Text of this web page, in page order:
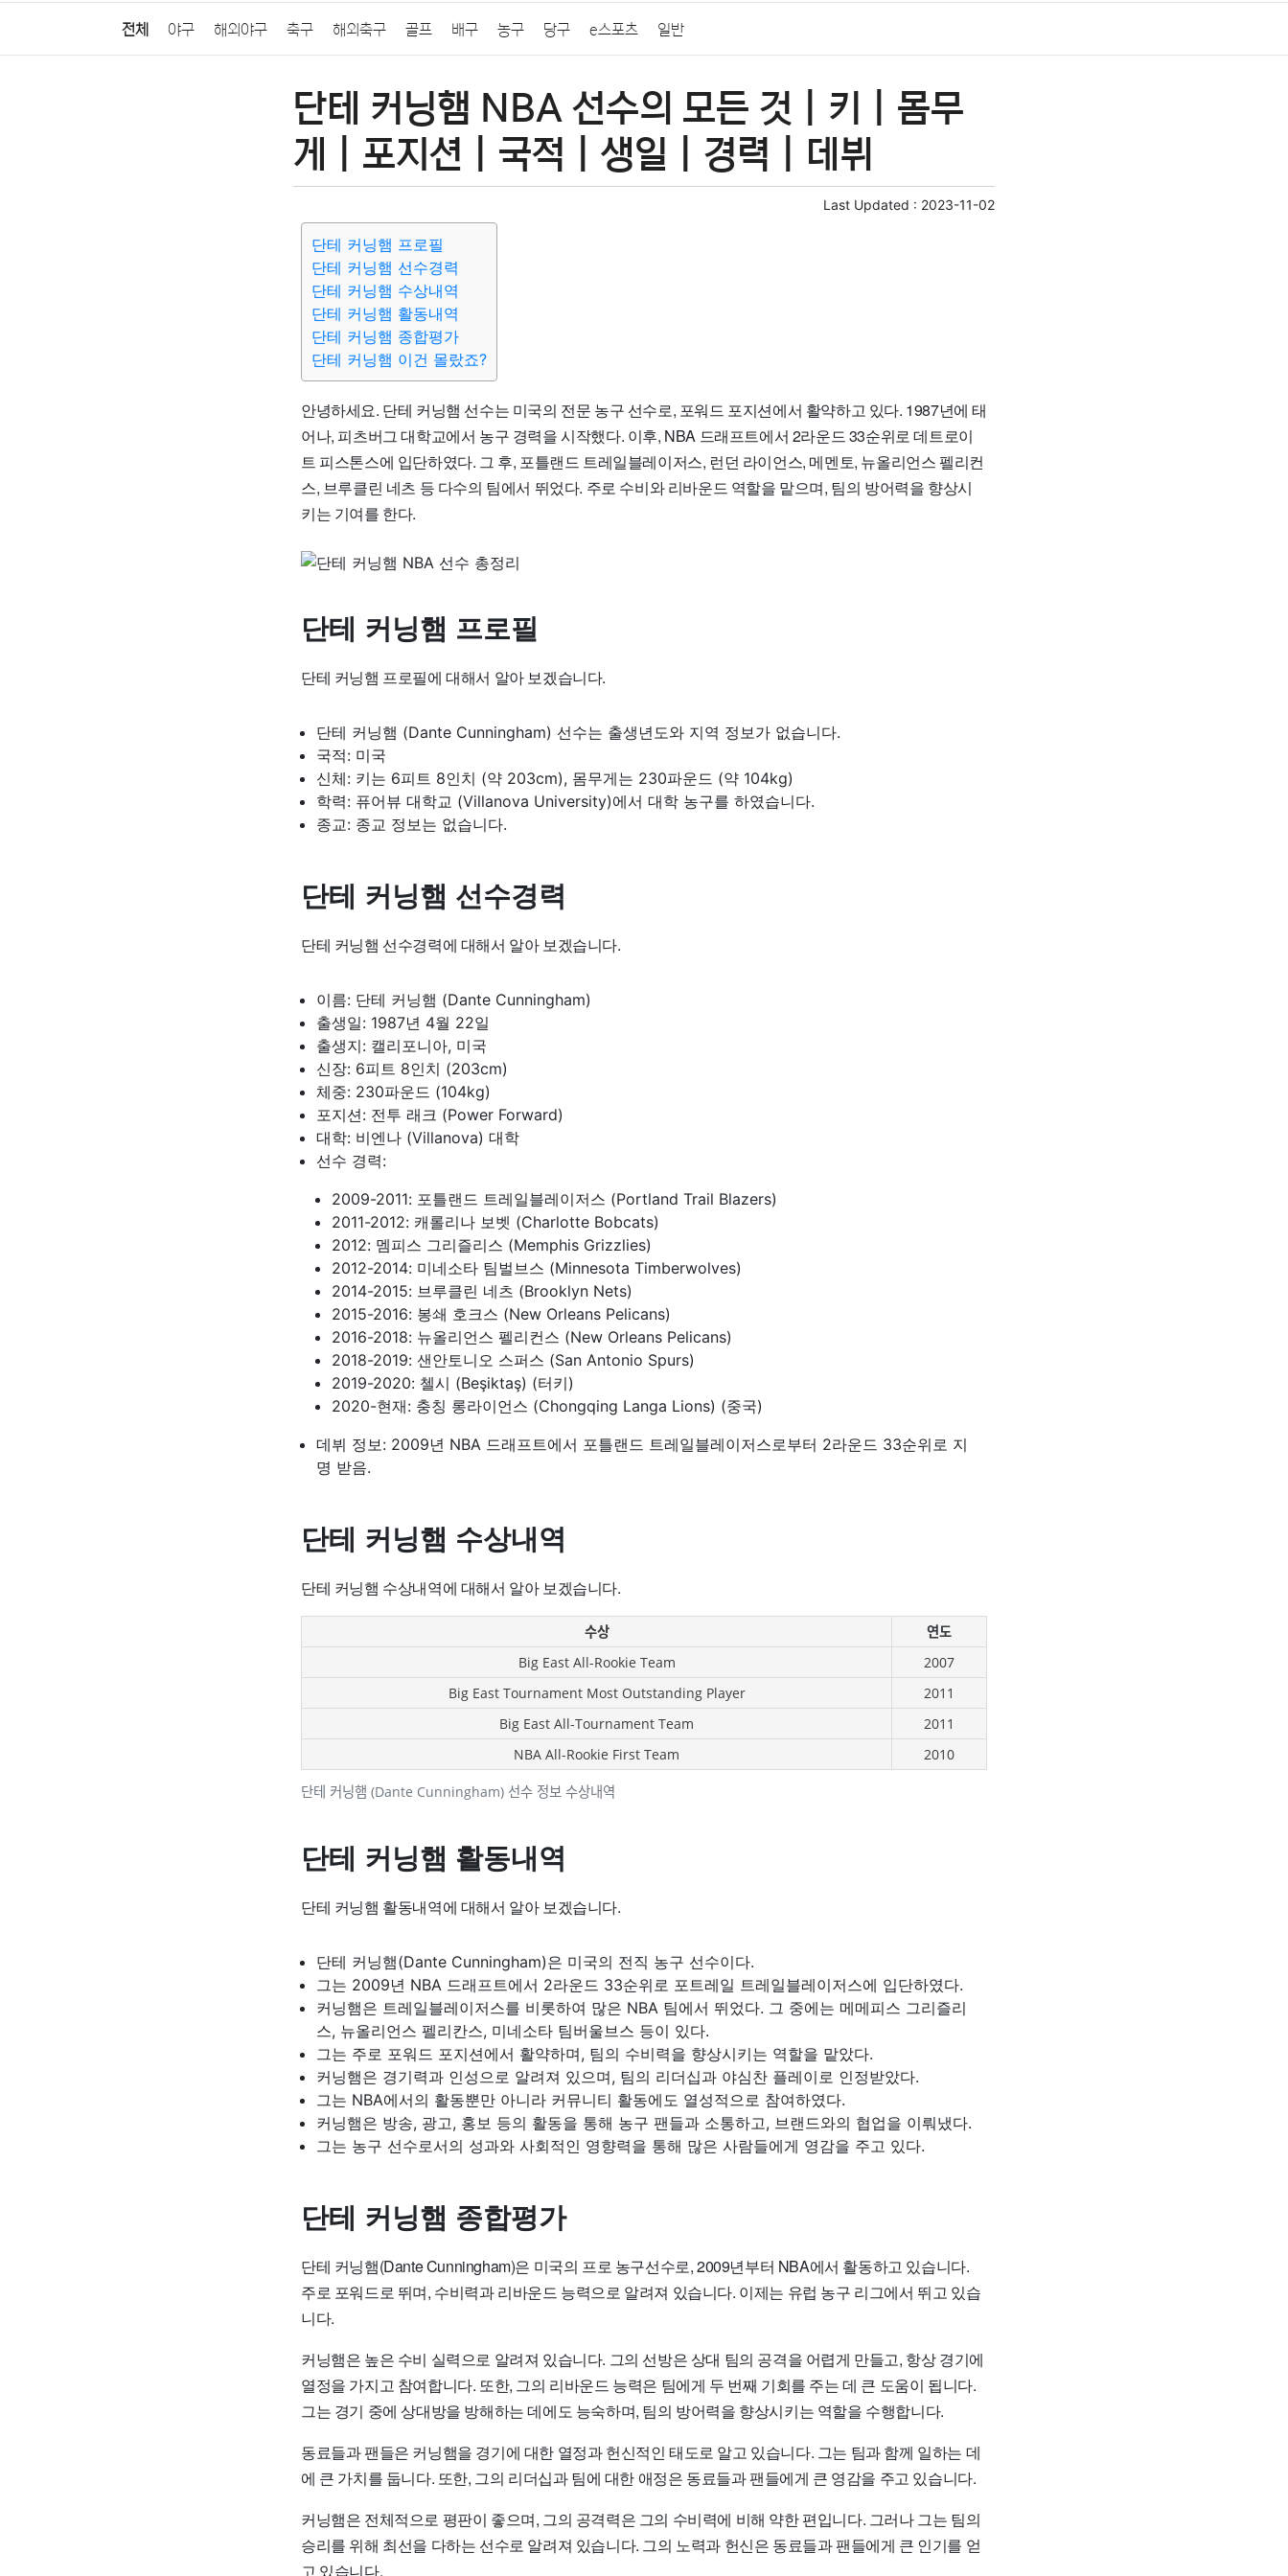
전체 야구 해외야구 축구 해외축구 골프 배구 농구 당구 e스포츠 일반
단테 커닝햄 NBA 선수의 모든 것 | 키 | 몸무
게 | 포지션 | 국적 | 생일 | 경력 | 데뷔
Last Updated : 2023-11-02
단테 커닝햄 프로필
단테 커닝햄 선수경력
단테 커닝햄 수상내역
단테 커닝햄 활동내역
단테 커닝햄 종합평가
단테 커닝햄 이건 몰랐죠?
안녕하세요. 단테 커닝햄 선수는 미국의 전문 농구 선수로, 포워드 포지션에서 활약하고 있다. 1987년에 태
어나, 피츠버그 대학교에서 농구 경력을 시작했다. 이후, NBA 드래프트에서 2라운드 33순위로 데트로이
트 피스톤스에 입단하였다. 그 후, 포틀랜드 트레일블레이저스, 런던 라이언스, 메멘토, 뉴올리언스 펠리컨
스, 브루클린 네츠 등 다수의 팀에서 뛰었다. 주로 수비와 리바운드 역할을 맡으며, 팀의 방어력을 향상시
키는 기여를 한다.
단테 커닝햄 프로필
단테 커닝햄 프로필에 대해서 알아 보겠습니다.
단테 커닝햄 (Dante Cunningham) 선수는 출생년도와 지역 정보가 없습니다.
국적: 미국
신체: 키는 6피트 8인치 (약 203cm), 몸무게는 230파운드 (약 104kg)
학력: 퓨어뷰 대학교 (Villanova University)에서 대학 농구를 하였습니다.
종교: 종교 정보는 없습니다.
단테 커닝햄 선수경력
단테 커닝햄 선수경력에 대해서 알아 보겠습니다.
이름: 단테 커닝햄 (Dante Cunningham)
출생일: 1987년 4월 22일
출생지: 캘리포니아, 미국
신장: 6피트 8인치 (203cm)
체중: 230파운드 (104kg)
포지션: 전투 래크 (Power Forward)
대학: 비엔나 (Villanova) 대학
선수 경력:
2009-2011: 포틀랜드 트레일블레이저스 (Portland Trail Blazers)
2011-2012: 캐롤리나 보벳 (Charlotte Bobcats)
2012: 멤피스 그리즐리스 (Memphis Grizzlies)
2012-2014: 미네소타 팀벌브스 (Minnesota Timberwolves)
2014-2015: 브루클린 네츠 (Brooklyn Nets)
2015-2016: 봉쇄 호크스 (New Orleans Pelicans)
2016-2018: 뉴올리언스 펠리컨스 (New Orleans Pelicans)
2018-2019: 샌안토니오 스퍼스 (San Antonio Spurs)
2019-2020: 첼시 (Beşiktaş) (터키)
2020-현재: 충칭 롱라이언스 (Chongqing Langa Lions) (중국)
데뷔 정보: 2009년 NBA 드래프트에서 포틀랜드 트레일블레이저스로부터 2라운드 33순위로 지
명 받음.
단테 커닝햄 수상내역
단테 커닝햄 수상내역에 대해서 알아 보겠습니다.
단테 커닝햄 (Dante Cunningham) 선수 정보 수상내역
수상
연도
Big East All-Rookie Team
2007
Big East Tournament Most Outstanding Player
2011
Big East All-Tournament Team
2011
NBA All-Rookie First Team
2010
단테 커닝햄 활동내역
단테 커닝햄 활동내역에 대해서 알아 보겠습니다.
단테 커닝햄(Dante Cunningham)은 미국의 전직 농구 선수이다.
그는 2009년 NBA 드래프트에서 2라운드 33순위로 포트레일 트레일블레이저스에 입단하였다.
커닝햄은 트레일블레이저스를 비롯하여 많은 NBA 팀에서 뛰었다. 그 중에는 메메피스 그리즐리
스, 뉴올리언스 펠리칸스, 미네소타 팀버울브스 등이 있다.
그는 주로 포워드 포지션에서 활약하며, 팀의 수비력을 향상시키는 역할을 맡았다.
커닝햄은 경기력과 인성으로 알려져 있으며, 팀의 리더십과 야심찬 플레이로 인정받았다.
그는 NBA에서의 활동뿐만 아니라 커뮤니티 활동에도 열성적으로 참여하였다.
커닝햄은 방송, 광고, 홍보 등의 활동을 통해 농구 팬들과 소통하고, 브랜드와의 협업을 이뤄냈다.
그는 농구 선수로서의 성과와 사회적인 영향력을 통해 많은 사람들에게 영감을 주고 있다.
단테 커닝햄 종합평가
단테 커닝햄(Dante Cunningham)은 미국의 프로 농구선수로, 2009년부터 NBA에서 활동하고 있습니다.
주로 포워드로 뛰며, 수비력과 리바운드 능력으로 알려져 있습니다. 이제는 유럽 농구 리그에서 뛰고 있습
니다.
커닝햄은 높은 수비 실력으로 알려져 있습니다. 그의 선방은 상대 팀의 공격을 어렵게 만들고, 항상 경기에
열정을 가지고 참여합니다. 또한, 그의 리바운드 능력은 팀에게 두 번째 기회를 주는 데 큰 도움이 됩니다.
그는 경기 중에 상대방을 방해하는 데에도 능숙하며, 팀의 방어력을 향상시키는 역할을 수행합니다.
동료들과 팬들은 커닝햄을 경기에 대한 열정과 헌신적인 태도로 알고 있습니다. 그는 팀과 함께 일하는 데
에 큰 가치를 둡니다. 또한, 그의 리더십과 팀에 대한 애정은 동료들과 팬들에게 큰 영감을 주고 있습니다.
커닝햄은 전체적으로 평판이 좋으며, 그의 공격력은 그의 수비력에 비해 약한 편입니다. 그러나 그는 팀의
승리를 위해 최선을 다하는 선수로 알려져 있습니다. 그의 노력과 헌신은 동료들과 팬들에게 큰 인기를 얻
고 있습니다.